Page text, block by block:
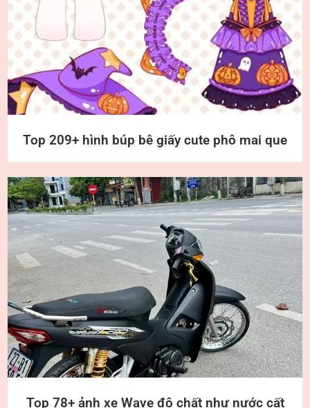
Top 209+ hình búp bê giấy cute phô mai que
Top 78+ ảnh xe Wave độ chất như nước cất